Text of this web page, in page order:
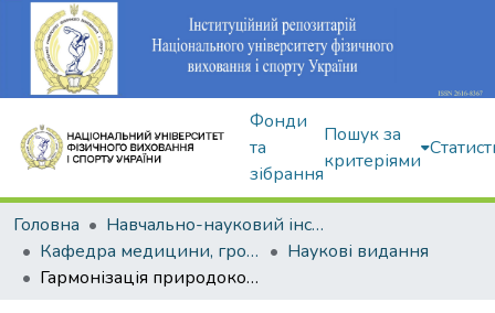
Фонди
та
зібрання
Пошук за
критеріями
Головна
Навчально-науковий інститут здоров'я, реабілітації та фізичного виховання
Кафедра медицини, громадського здоров'я та екології спорту
Наукові видання
Гармонізація природокористування як перспективний напрям виконання положень концепції сталого розвитку спорту